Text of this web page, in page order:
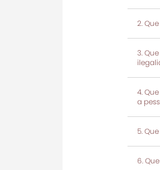
a